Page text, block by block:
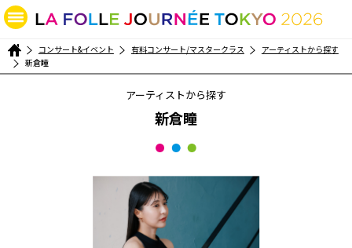
コンサート&イベント 有料コンサート/マスタークラス
アーティストから探す
新倉瞳
アーティストから探す
新倉瞳